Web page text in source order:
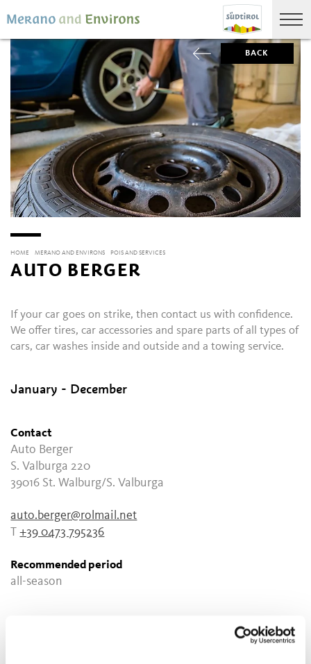
BACK
HOME MERANO AND ENVIRONS POIS AND SERVICES
AUTO BERGER
If your car goes on strike, then contact us with confidence.
We offer tires, car accessories and spare parts of all types of
cars, car washes inside and outside and a towing service.
January - December
Contact
Auto Berger
S. Valburga 220
39016 St. Walburg/S. Valburga
auto.berger@rolmail.net
T+39 0473 795236
Recommended period
all-season